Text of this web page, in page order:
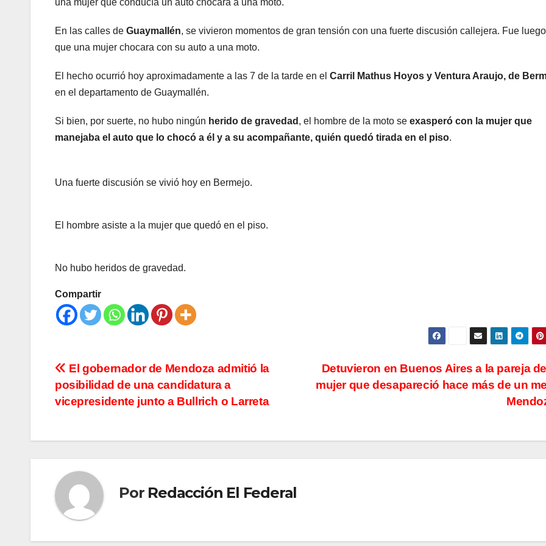
En las calles de Guaymallén, se vivieron momentos de gran tensión con una fuerte discusión callejera. Fue
que una mujer chocara con su auto a una moto.
El hecho ocurrió hoy aproximadamente a las 7 de la tarde en el Carril Mathus Hoyos y Ventura Araujo, de
en el departamento de Guaymallén.
Si bien, por suerte, no hubo ningún herido de gravedad , el hombre de la moto se exasperó con la mujer que
manejaba el auto que lo chocó a él y a su acompañante, quién quedó tirada en el piso.
Una fuerte discusión se vivió hoy en Bermejo.
El hombre asiste a la mujer que quedó en el piso.
No hubo heridos de gravedad.
Compartir
Navegación
de
Detuvieron en Buenos Aires a la pareja
mujer que desapareció hace más de un
El gobernador de Mendoza admitió la
posibilidad de una candidatura a
vicepresidente junto a Bullrich o Larreta
Por Redacción El Federal
cómo
aporte
y no